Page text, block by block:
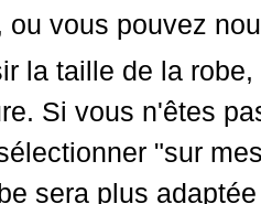
ou vous pouvez
la taille de la
Si vous n'êtes
"sur
sera plus